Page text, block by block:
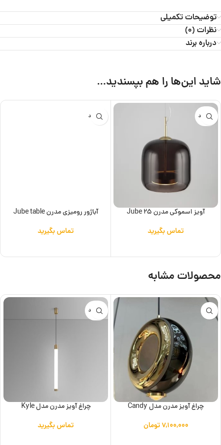
توضیحات تکمیلی
نظرات (0)
درباره برند
شاید این‌ها را هم بپسندید…
ناموجود
آویز اسموکی مدرن Jube 25
تماس بگیرید
ناموجود
آباژور رومیزی مدرن Jube table
تماس بگیرید
محصولات مشابه
چراغ آویز مدرن مدل Candy
۷,۱۰۰,۰۰۰تومان
ناموجود
چراغ آویز مدرن مدل Kyle
تماس بگیرید